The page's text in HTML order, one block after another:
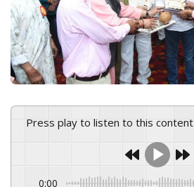
Press play to listen to this content
0:00